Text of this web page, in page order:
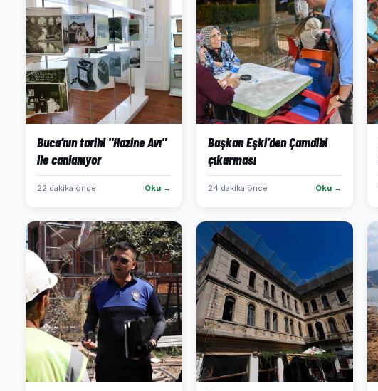
Buca’nın tarihi "Hazine Avı"
ile canlanıyor
22 dakika önce Oku →
Başkan Eşki’den Çamdibi
çıkarması
24 dakika önce Oku →